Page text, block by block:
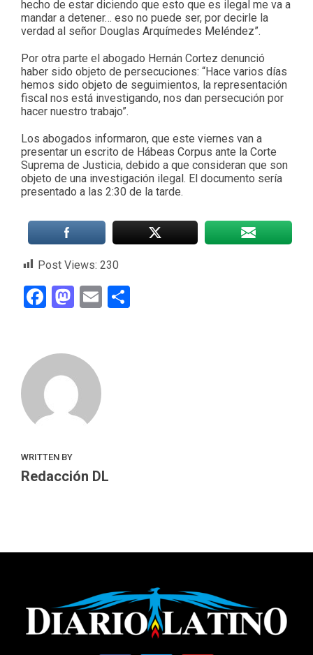
hecho de estar diciendo que esto que es ilegal me va a
mandar a detener… eso no puede ser, por decirle la
verdad al señor Douglas Arquímedes Meléndez”.
Por otra parte el abogado Hernán Cortez denunció
haber sido objeto de persecuciones: “Hace varios días
hemos sido objeto de seguimientos, la representación
fiscal nos está investigando, nos dan persecución por
hacer nuestro trabajo”.
Los abogados informaron, que este viernes van a
presentar un escrito de Hábeas Corpus ante la Corte
Suprema de Justicia, debido a que consideran que son
objeto de una investigación ilegal. El documento sería
presentado a las 2:30 de la tarde.
Post Views: 230
Facebook
Mastodon
Email
WRITTEN BY
Redacción DL